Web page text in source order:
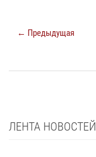
← Предыдущая
ЛЕНТА НОВОСТЕЙ